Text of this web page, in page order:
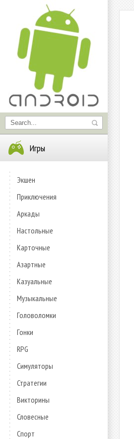
Игры
Экшен
Приключения
Аркады
Настольные
Карточные
Азартные
Казуальные
Музыкальные
Головоломки
Гонки
RPG
Симуляторы
Стратегии
Викторины
Словесные
Спорт